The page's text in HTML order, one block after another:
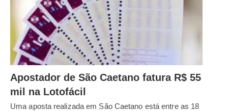
Apostador de São Caetano fatura R$ 55
mil na Lotofácil
Uma aposta realizada em São Caetano está entre as 18